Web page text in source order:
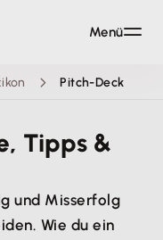
Pitch-Deck
Tipps &
und Misserfolg
Wie du ein
Menü